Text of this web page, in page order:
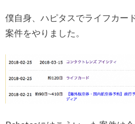
僕自身、ハピタスでライフカー
案件をやりました。